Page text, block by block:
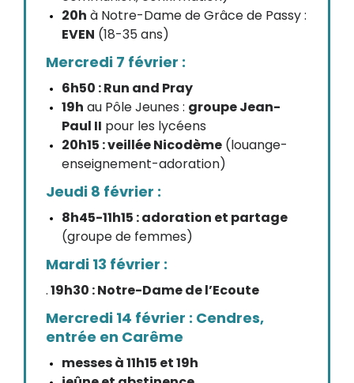
20h à Notre-Dame de Grâce de Passy :
EVEN (18-35 ans)
Mercredi 7 février :
6h50 : Run and Pray
19h au Pôle Jeunes : groupe Jean-
Paul II pour les lycéens
20h15 : veillée Nicodème (louange-
enseignement-adoration)
Jeudi 8 février :
8h45-11h15 : adoration et partage
(groupe de femmes)
Mardi 13 février :
.19h30 : Notre-Dame de l’Ecoute
Mercredi 14 février : Cendres,
entrée en Carême
messes à 11h15 et 19h